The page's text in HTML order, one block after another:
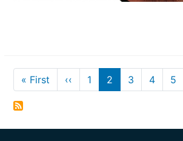
Pagination
« First First page
‹‹ Previous page
1 2 3 4 5